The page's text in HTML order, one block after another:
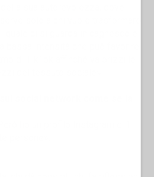
sua autorevolezza, dove
solo a chi vuole trasformare
ci si guarda in cagnesco e
bassa intensità che può favorire
di TikTok affinché valorizzi le
del tessuto sociale».
social network come se la
ho un profilo Instagram e lì
persone».